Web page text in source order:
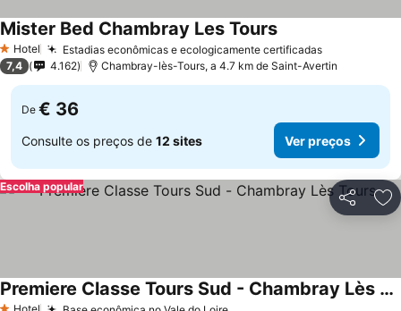
1 Estrelas
Hotel Estadias econômicas e ecologicamente certificadasVer preços
Mister Bed Chambray Les ToursVer preços
7,4 4.162 Chambray-lès-Tours, a 4.7 km de Saint-Avertin
De € 36
Consulte os preços de 12 sites Ver preços
Partilhar
Escolha popular
Hotel
Premiere Classe Tours Sud - Chambray Lès Tours